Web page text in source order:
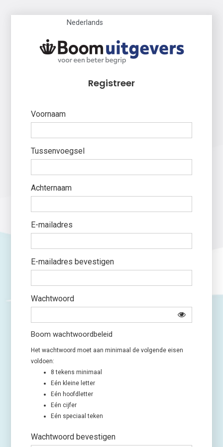
Nederlands
Registreer
Voornaam
Tussenvoegsel
Achternaam
E-mailadres
E-mailadres bevestigen
Wachtwoord
Boom wachtwoordbeleid
Het wachtwoord moet aan minimaal de volgende eisen
voldoen:
8 tekens minimaal
Eén kleine letter
Eén hoofdletter
Eén cijfer
Eén speciaal teken
Wachtwoord bevestigen